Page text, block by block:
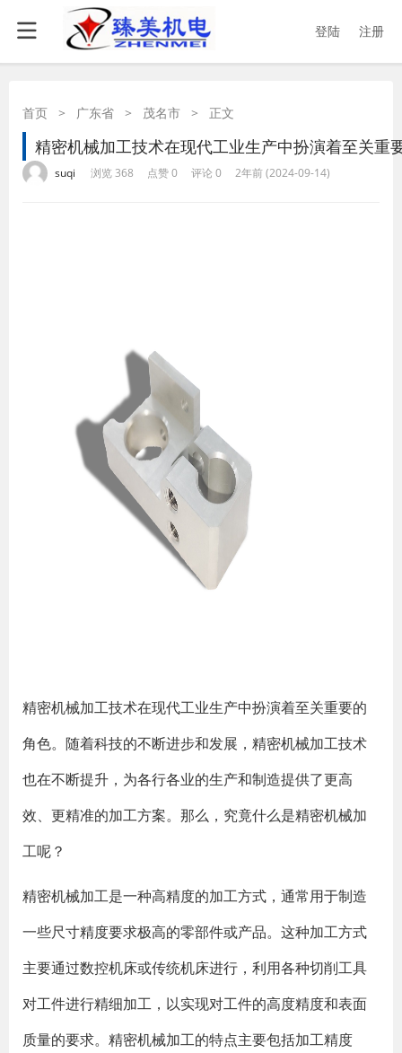
登陆 注册
首页 > 广东省 > 茂名市 > 正文
精密机械加工技术在现代工业生产中扮演着至关重
suqi 浏览 368 点赞 0 评论 0 2年前 (2024-09-14)
精密机械加工技术在现代工业生产中扮演着至关重要的
角色。随着科技的不断进步和发展，精密机械加工技术
也在不断提升，为各行各业的生产和制造提供了更高
效、更精准的加工方案。那么，究竟什么是精密机械加
工呢？
精密机械加工是一种高精度的加工方式，通常用于制造
一些尺寸精度要求极高的零部件或产品。这种加工方式
主要通过数控机床或传统机床进行，利用各种切削工具
对工件进行精细加工，以实现对工件的高度精度和表面
质量的要求。精密机械加工的特点主要包括加工精度